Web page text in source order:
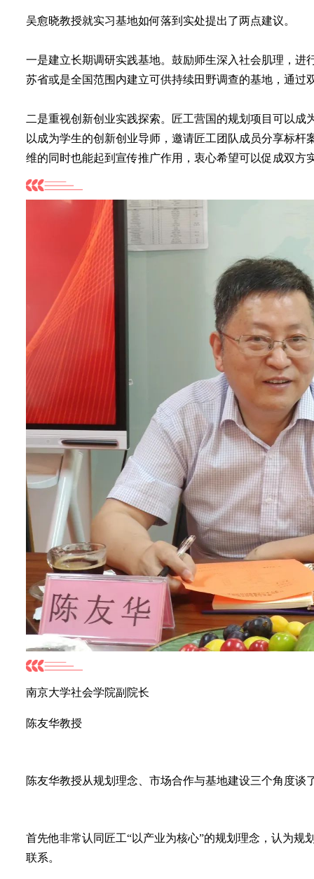
吴愈晓教授就实习基地如何落到实处提出了两点建议。
一是建立长期调研实践基地。鼓励师生深入社会肌理，进
苏省或是全国范围内建立可供持续田野调查的基地，通过
二是重视创新创业实践探索。匠工营国的规划项目可以
以成为学生的创新创业导师，邀请匠工团队成员分享标
维的同时也能起到宣传推广作用，衷心希望可以促成双方
南京大学社会学院副院长
陈友华教授
陈友华教授从规划理念、市场合作与基地建设三个角度谈
首先他非常认同匠工“以产业为核心”的规划理念，认为规
联系。